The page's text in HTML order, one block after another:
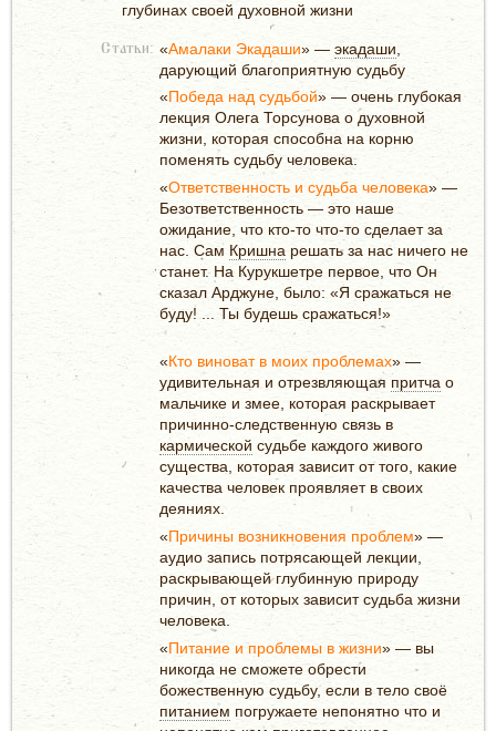
глубинах своей духовной жизни
Статьи: «Амалаки Экадаши» — экадаши
дарующий благоприятную судьбу
«Победа над судьбой» — очень глубокая
лекция Олега Торсунова о духовной
жизни, которая способна на корню
поменять судьбу человека.
«Ответственность и судьба человека» —
Безответственность — это наше
ожидание, что кто-то что-то сделает за
нас. Сам Кришна решать за нас ничего не
станет. На Курукшетре первое, что Он
сказал Арджуне, было: «Я сражаться не
буду! ... Ты будешь сражаться!»
«Кто виноват в моих проблемах» —
удивительная и отрезвляющая притча о
мальчике и змее, которая раскрывает
причинно-следственную связь в
кармической судьбе каждого живого
существа, которая зависит от того, какие
качества человек проявляет в своих
деяниях.
«Причины возникновения проблем» —
аудио запись потрясающей лекции,
раскрывающей глубинную природу
причин, от которых зависит судьба жизни
человека.
«Питание и проблемы в жизни» — вы
никогда не сможете обрести
божественную судьбу, если в тело своё
питанием погружаете непонятно что и